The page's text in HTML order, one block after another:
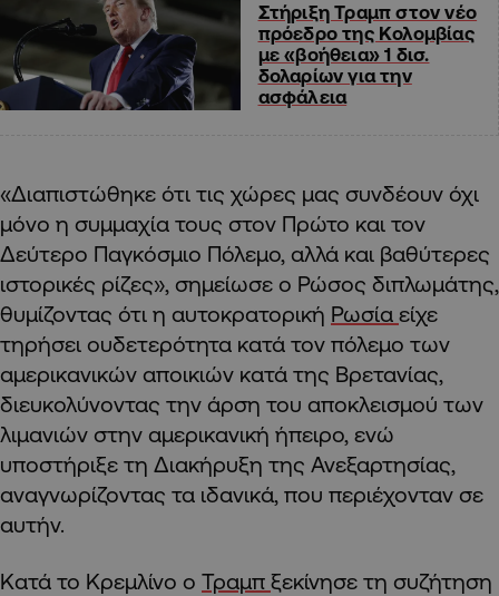
Στήριξη Τραμπ στον νέο
πρόεδρο της Κολομβίας
με «βοήθεια» 1 δισ.
δολαρίων για την
ασφάλεια
«Διαπιστώθηκε ότι τις χώρες μας συνδέουν όχι
μόνο η συμμαχία τους στον Πρώτο και τον
Δεύτερο Παγκόσμιο Πόλεμο, αλλά και βαθύτερες
ιστορικές ρίζες», σημείωσε ο Ρώσος διπλωμάτης,
θυμίζοντας ότι η αυτοκρατορική Ρωσία είχε
τηρήσει ουδετερότητα κατά τον πόλεμο των
αμερικανικών αποικιών κατά της Βρετανίας,
διευκολύνοντας την άρση του αποκλεισμού των
λιμανιών στην αμερικανική ήπειρο, ενώ
υποστήριξε τη Διακήρυξη της Ανεξαρτησίας,
αναγνωρίζοντας τα ιδανικά, που περιέχονταν σε
αυτήν.
Κατά το Κρεμλίνο ο Τραμπ ξεκίνησε τη συζήτηση